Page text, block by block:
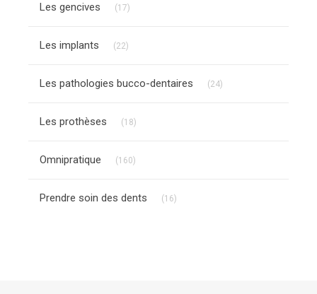
Les gencives (17)
Les implants (22)
Les pathologies bucco-dentaires (24)
Les prothèses (18)
Omnipratique (160)
Prendre soin des dents (16)